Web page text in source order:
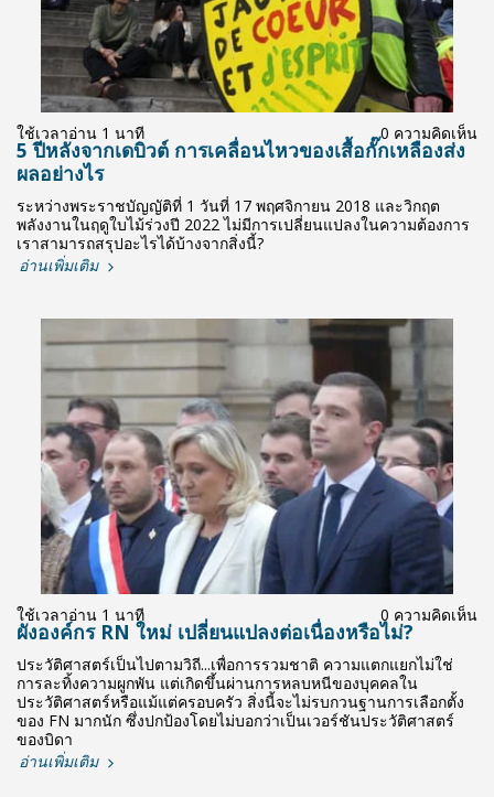
ใช้เวลาอ่าน 1 นาที 0 ความคิดเห็น
5 ปีหลังจากเดบิวต์ การเคลื่อนไหวของเสื้อกั๊กเหลืองส่ง
ผลอย่างไร
ระหว่างพระราชบัญญัติที่ 1 วันที่ 17 พฤศจิกายน 2018 และวิกฤต
พลังงานในฤดูใบไม้ร่วงปี 2022 ไม่มีการเปลี่ยนแปลงในความต้องการ
เราสามารถสรุปอะไรได้บ้างจากสิ่งนี้?
อ่านเพิ่มเติม
ใช้เวลาอ่าน 1 นาที 0 ความคิดเห็น
ผังองค์กร RN ใหม่ เปลี่ยนแปลงต่อเนื่องหรือไม่?
ประวัติศาสตร์เป็นไปตามวิถี...เพื่อการรวมชาติ ความแตกแยกไม่ใช่
การละทิ้งความผูกพัน แต่เกิดขึ้นผ่านการหลบหนีของบุคคลใน
ประวัติศาสตร์หรือแม้แต่ครอบครัว สิ่งนี้จะไม่รบกวนฐานการเลือกตั้ง
ของ FN มากนัก ซึ่งปกป้องโดยไม่บอกว่าเป็นเวอร์ชันประวัติศาสตร์
ของบิดา
อ่านเพิ่มเติม